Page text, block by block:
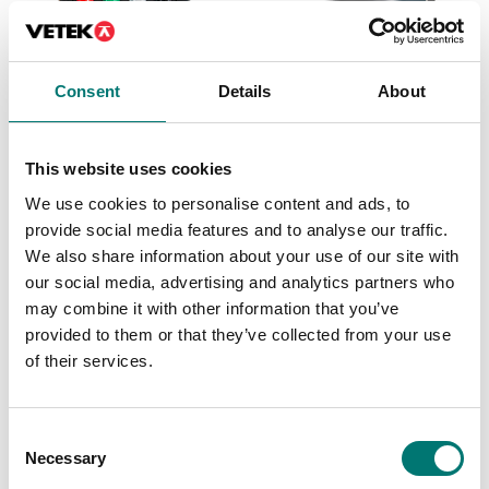
Consent Details About
This website uses cookies
We use cookies to personalise content and ads, to
provide social media features and to analyse our traffic.
We also share information about your use of our site with
our social media, advertising and analytics partners who
may combine it with other information that you’ve
provided to them or that they’ve collected from your use
of their services.
Selection
Necessary
Finns i flera varianter
Pris från: 2 990 kr
Rostfri vågindikator
3590EGT HYGIENX med
pekskärm, IP68/IP69K,
med AF01 program
Artikelnr: 3590EGT-HGX
25 190 kr